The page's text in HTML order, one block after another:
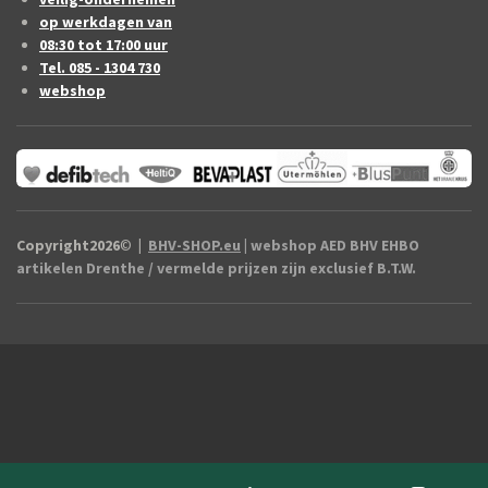
op werkdagen van
08:30 tot 17:00 uur
Tel. 085 - 1304 730
webshop
Copyright2026© BHV-SHOP.eu | webshop AED BHV EHBO
artikelen Drenthe / vermelde prijzen zijn exclusief B.T.W.